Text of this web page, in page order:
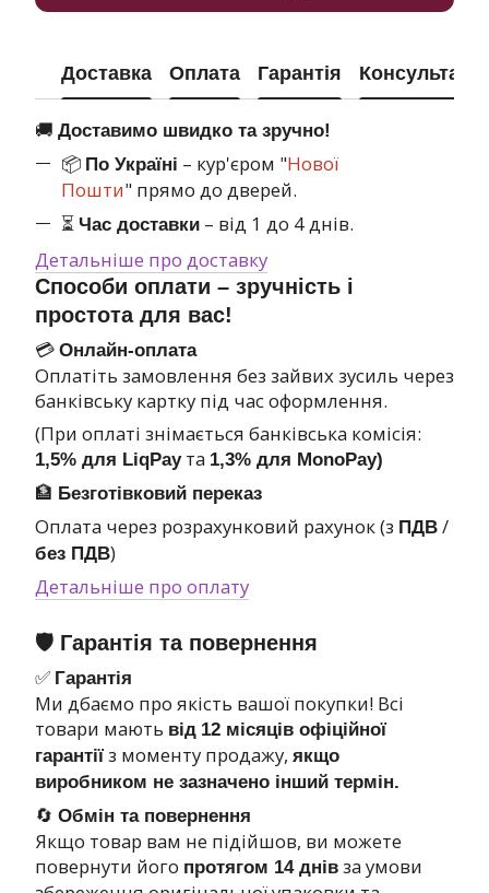
Доставка Оплата Гарантія Консультація
🚚 Доставимо швидко та зручно!
📦 По Україні – кур'єром "Нової
Пошти" прямо до дверей.
⏳ Час доставки – від 1 до 4 днів.
Детальніше про доставку
Способи оплати – зручність і
простота для вас!
💳 Онлайн-оплата
Оплатіть замовлення без зайвих зусиль через
банківську картку під час оформлення.
(При оплаті знімається банківська комісія:
1,5% для LiqPayта 1,3% для MonoPay)
🏦 Безготівковий переказ
Оплата через розрахунковий рахунок (з ПДВ /
без ПДВ)
Детальніше про оплату
🛡 Гарантія та повернення
✅ Гарантія
Ми дбаємо про якість вашої покупки! Всі
товари мають від 12 місяців офіційної
гарантії з моменту продажу, якщо
виробником не зазначено інший термін.
🔄 Обмін та повернення
Якщо товар вам не підійшов, ви можете
повернути його протягом 14 днів за умови